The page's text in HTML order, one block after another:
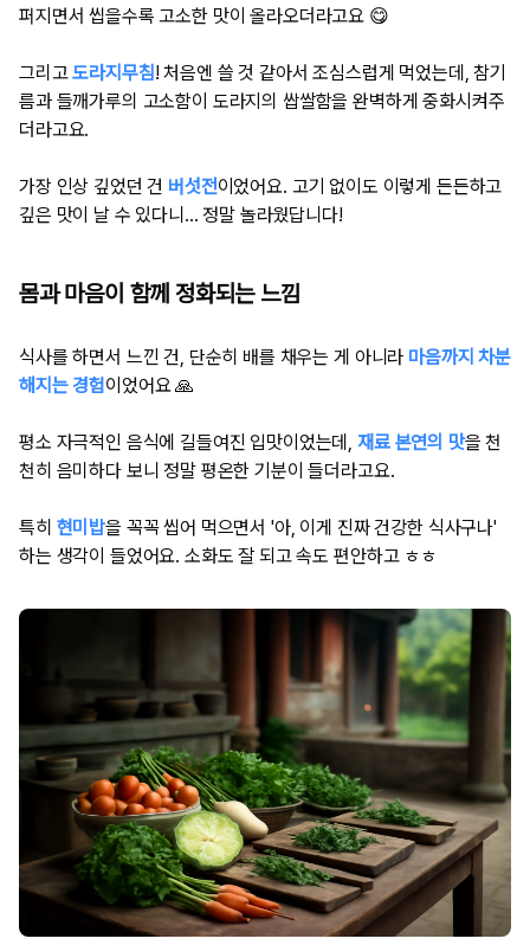
퍼지면서 씹을수록 고소한 맛이 올라오더라고요 😋
그리고도라지무침 ! 처음엔 쓸 것 같아서 조심스럽게 먹었는데, 참기
름과 들깨가루의 고소함이 도라지의 쌉쌀함을 완벽하게 중화시켜주
더라고요.
가장 인상 깊었던 건 버섯전이었어요. 고기 없이도 이렇게 든든하고
깊은 맛이 날 수 있다니... 정말 놀라웠답니다!
몸과 마음이 함께 정화되는 느낌
식사를 하면서 느낀 건, 단순히 배를 채우는 게 아니라 마음까지 차분
해지는 경험이었어요 🙏
평소 자극적인 음식에 길들여진 입맛이었는데, 재료 본연의 맛을 천
천히 음미하다 보니 정말 평온한 기분이 들더라고요.
특히 현미밥을 꼭꼭 씹어 먹으면서 '아, 이게 진짜 건강한 식사구나'
하는 생각이 들었어요. 소화도 잘 되고 속도 편안하고 ㅎㅎ